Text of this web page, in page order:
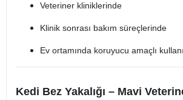
Veteriner kliniklerinde
Klinik sonrası bakım süreçlerinde
Ev ortamında koruyucu amaçlı
Kedi Bez Yakalığı – Mavi